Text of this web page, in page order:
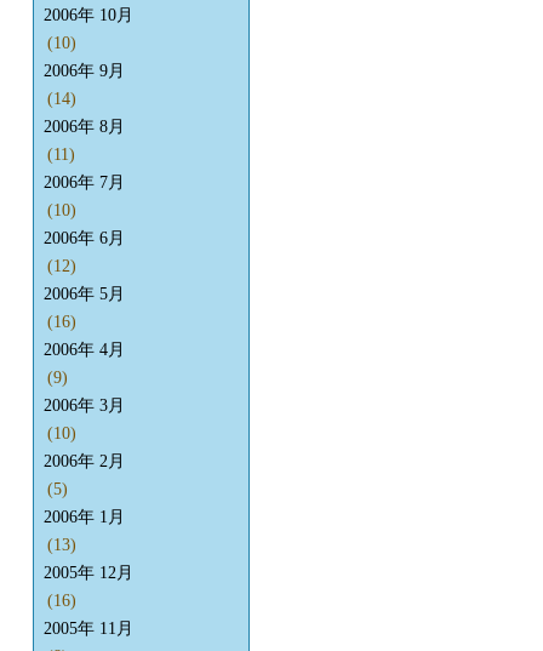
2006年 10月
(10)
2006年 9月
(14)
2006年 8月
(11)
2006年 7月
(10)
2006年 6月
(12)
2006年 5月
(16)
2006年 4月
(9)
2006年 3月
(10)
2006年 2月
(5)
2006年 1月
(13)
2005年 12月
(16)
2005年 11月